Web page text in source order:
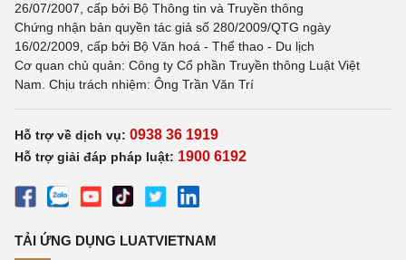
26/07/2007, cấp bởi Bộ Thông tin và Truyền thông
Chứng nhận bản quyền tác giả số 280/2009/QTG ngày
16/02/2009, cấp bởi Bộ Văn hoá - Thể thao - Du lịch
Cơ quan chủ quản: Công ty Cổ phần Truyền thông Luật Việt
Nam. Chịu trách nhiệm: Ông Trần Văn Trí
Hỗ trợ về dịch vụ: 0938 36 1919
Hỗ trợ giải đáp pháp luật: 1900 6192
TẢI ỨNG DỤNG LUATVIETNAM